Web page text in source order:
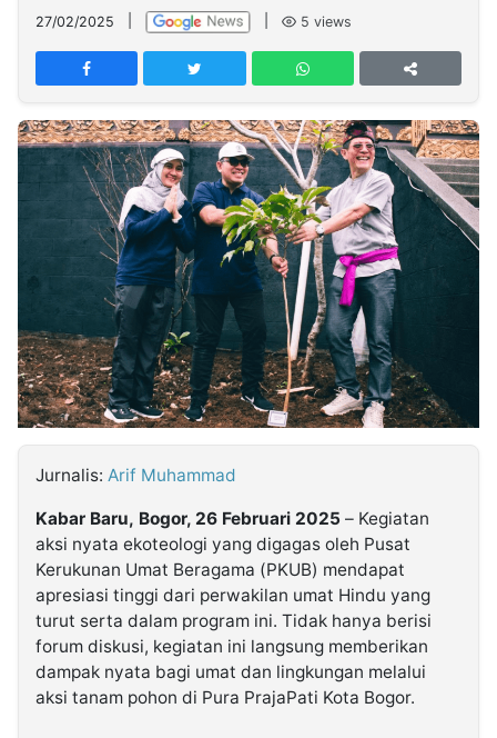
Network
PT
TREETAN
MULTIMEDIA
INDONESIA
Partner
Insight
Suara
Lens
Daily
Jalan
Idealita
Kita
Dinamikapost.com
Radar
Seedbacklink
Follow
Kabarbaru
Kabarbaru.co
27/02/2025 5 views
Jurnalis: Arif Muhammad
Kabar Baru, Bogor, 26 Februari 2025 – Kegiatan
aksi nyata ekoteologi yang digagas oleh Pusat
Kerukunan Umat Beragama (PKUB) mendapat
apresiasi tinggi dari perwakilan umat Hindu yang
turut serta dalam program ini. Tidak hanya berisi
forum diskusi, kegiatan ini langsung memberikan
dampak nyata bagi umat dan lingkungan melalui
aksi tanam pohon di Pura PrajaPati Kota Bogor.